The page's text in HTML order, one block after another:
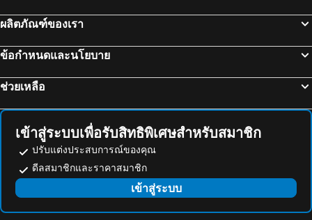
ผลิตภัณฑ์ของเรา
ข้อกำหนดและนโยบาย
ช่วยเหลือ
เข้าสู่ระบบเพื่อรับสิทธิพิเศษสำหรับสมาชิก
ปรับแต่งประสบการณ์ของคุณ
ดีลสมาชิกและราคาสมาชิก
เข้าสู่ระบบ